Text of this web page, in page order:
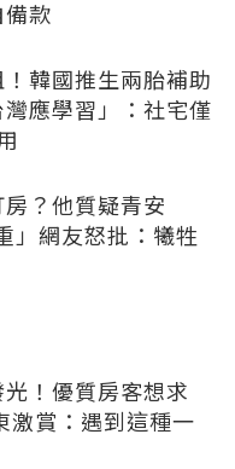
款
韓國推生兩胎補助
應學習」：社宅僅
？他質疑青安
」網友怒批：犧牲
！優質房客想求
激賞：遇到這種一